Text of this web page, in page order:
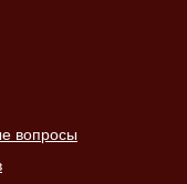
вопросы